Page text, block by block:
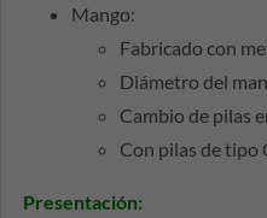
Mango:
Fabricado con
Diámetro del
Cambio de pilas
Con pilas de tipo
Presentación: